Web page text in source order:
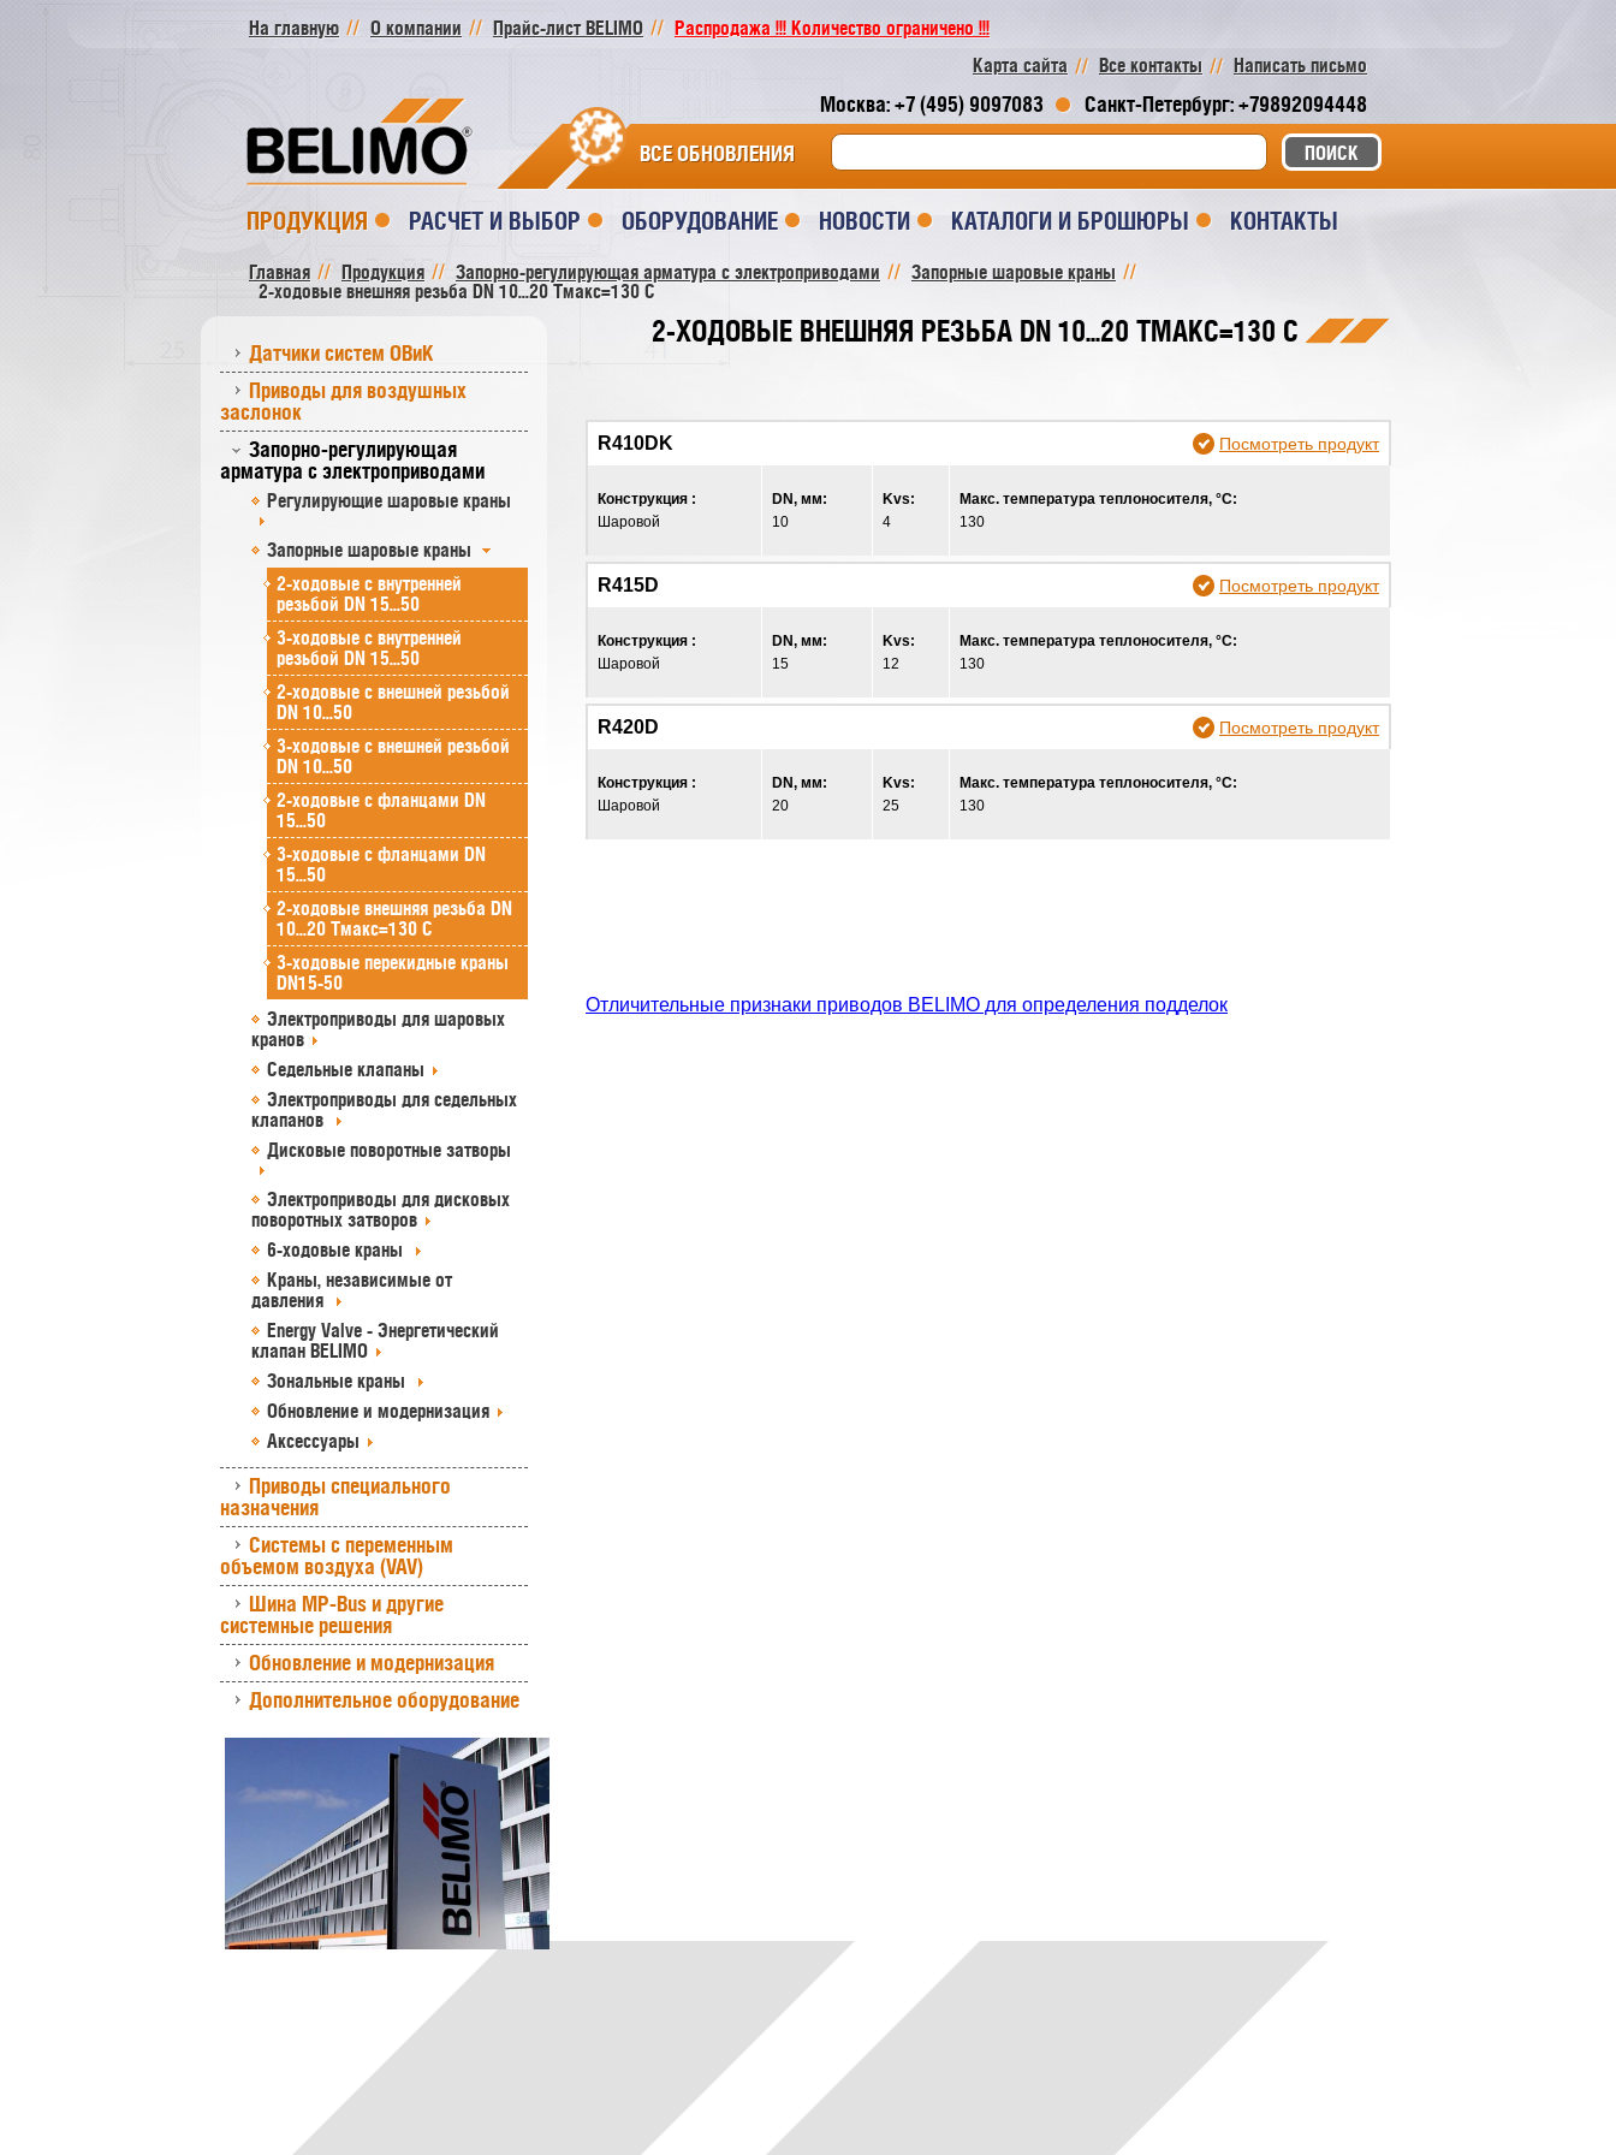
На главную О компании Прайс-лист BELIMO
Распродажа !!! Количество ограничено !!!
Карта сайта
Все контакты Написать письмо
Москва: +7 (495) 9097083
Санкт-Петербург: +79892094448
ВСЕ ОБНОВЛЕНИЯ
ПРОДУКЦИЯ РАСЧЕТ И ВЫБОР ОБОРУДОВАНИЕ НОВОСТИ КАТАЛОГИ И БРОШЮРЫ КОНТАКТЫ
Главная Продукция Запорно-регулирующая арматура с электроприводами
Запорные шаровые краны
2-ходовые внешняя резьба DN 10...20 Tмакс=130 C
Датчики систем ОВиК
Приводы для воздушных
заслонок
Запорно-регулирующая
арматура с электроприводами
Регулирующие шаровые краны
Запорные шаровые краны
2-ходовые с внутренней
резьбой DN 15...50
3-ходовые с внутренней
резьбой DN 15...50
2-ходовые с внешней резьбой
DN 10...50
3-ходовые с внешней резьбой
DN 10...50
2-ходовые с фланцами DN
15...50
3-ходовые с фланцами DN
15...50
2-ходовые внешняя резьба DN
10...20 Tмакс=130 C
3-ходовые перекидные краны
DN15-50
Электроприводы для шаровых
кранов
Седельные клапаны
Электроприводы для седельных
клапанов
Дисковые поворотные затворы
Электроприводы для дисковых
поворотных затворов
6-ходовые краны
Краны, независимые от
давления
Energy Valve - Энергетический
клапан BELIMO
Зональные краны
Обновление и модернизация
Аксессуары
Приводы специального
назначения
Системы с переменным
объемом воздуха (VAV)
Шина MP-Bus и другие
системные решения
Обновление и модернизация
Дополнительное оборудование
2-ХОДОВЫЕ ВНЕШНЯЯ РЕЗЬБА DN 10...20 TМАКС=130 C
R410DK Посмотреть продукт
Конструкция :
Шаровой
DN, мм:
10
Kvs:
4
Макс. температура теплоносителя, °С:
130
R415D Посмотреть продукт
Конструкция :
Шаровой
DN, мм:
15
Kvs:
12
Макс. температура теплоносителя, °С:
130
R420D Посмотреть продукт
Конструкция :
Шаровой
DN, мм:
20
Kvs:
25
Макс. температура теплоносителя, °С:
130
Отличительные признаки приводов BELIMO для определения подделок